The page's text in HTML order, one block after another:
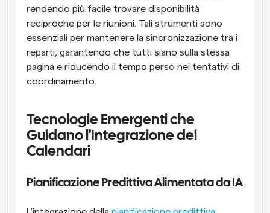
rendendo più facile trovare disponibilità
reciproche per le riunioni. Tali strumenti sono
essenziali per mantenere la sincronizzazione tra i
reparti, garantendo che tutti siano sulla stessa
pagina e riducendo il tempo perso nei tentativi di
coordinamento.
Tecnologie Emergenti che
Guidano l'Integrazione dei
Calendari
Pianificazione Predittiva Alimentata da IA